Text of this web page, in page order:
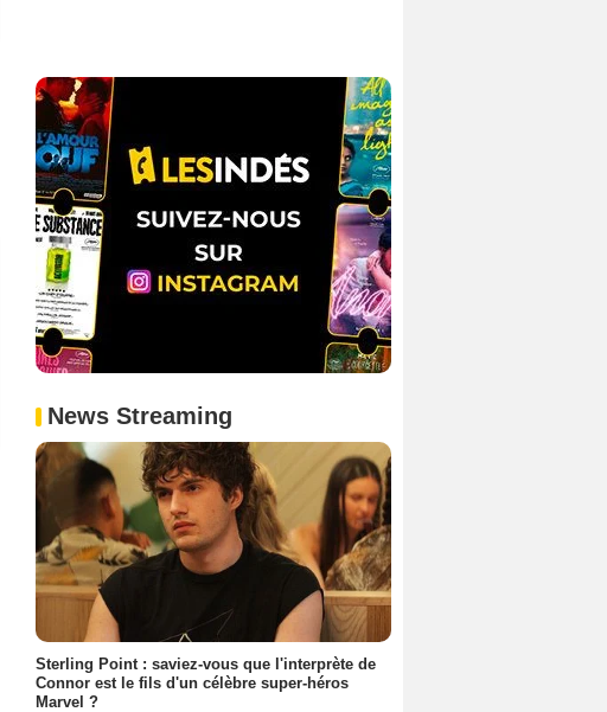
News Streaming
Sterling Point : saviez-vous que l'interprète de
Connor est le fils d'un célèbre super-héros
Marvel ?